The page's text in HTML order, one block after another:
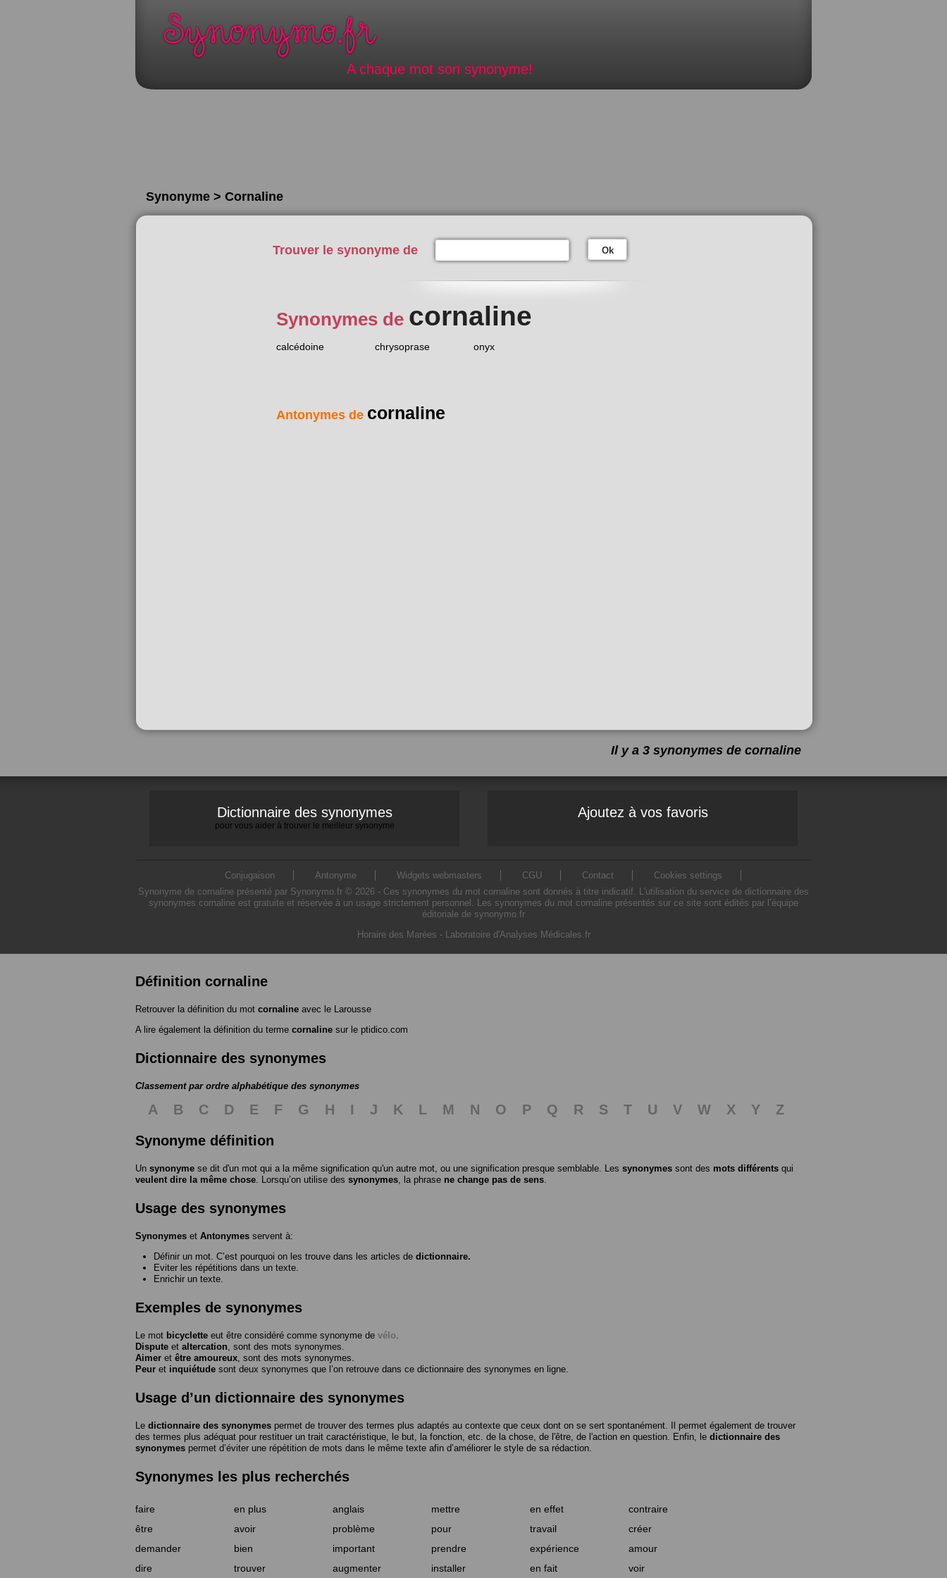
A chaque mot son synonyme!
Synonyme > Cornaline
Trouver le synonyme de Ok
Synonymes de cornaline
calcédoine chrysoprase onyx
Antonymes de cornaline
Il y a 3 synonymes de cornaline
Dictionnaire des synonymes
pour vous aider à trouver le meilleur synonyme
Ajoutez à vos favoris
Conjugaison Antonyme Widgets webmasters CGU Contact
Cookies settings
Synonyme de cornaline présenté par Synonymo.fr © 2026 - Ces synonymes du mot cornaline sont donnés à titre indicatif. L'utilisation du service de dictionnaire des
synonymes cornaline est gratuite et réservée à un usage strictement personnel. Les synonymes du mot cornaline présentés sur ce site sont édités par l’équipe
éditoriale de synonymo.fr
Horaire des Marées - Laboratoire d'Analyses Médicales.fr
Définition cornaline
Retrouver la définition du mot cornaline avec le Larousse
A lire également la définition du terme cornaline sur le ptidico.com
Dictionnaire des synonymes
Classement par ordre alphabétique des synonymes
A B C D E F G H I J K L M N O P Q R S T U V W X Y
Z
Synonyme définition
Un synonyme se dit d'un mot qui a la même signification qu'un autre mot, ou une signification presque semblable. Les synonymes sont des mots différents qui
veulent dire la même chose . Lorsqu’on utilise des synonymes , la phrase ne change pas de sens
Usage des synonymes
Synonymes et Antonymes servent à:
Définir un mot. C’est pourquoi on les trouve dans les articles de dictionnaire.
Eviter les répétitions dans un texte.
Enrichir un texte.
Exemples de synonymes
Le mot bicyclette eut être considéré comme synonyme de vélo
Dispute et altercation , sont des mots synonymes.
Aimer et être amoureux , sont des mots synonymes.
Peur et inquiétude sont deux synonymes que l’on retrouve dans ce dictionnaire des synonymes en ligne.
Usage d’un dictionnaire des synonymes
Le dictionnaire des synonymes permet de trouver des termes plus adaptés au contexte que ceux dont on se sert spontanément. Il permet également de trouver
des termes plus adéquat pour restituer un trait caractéristique, le but, la fonction, etc. de la chose, de l'être, de l'action en question. Enfin, le dictionnaire des
synonymes permet d’éviter une répétition de mots dans le même texte afin d’améliorer le style de sa rédaction.
Synonymes les plus recherchés
faire en plus anglais mettre en effet
contraire
être
avoir problème pour travail
créer
demander
bien important prendre expérience
amour
dire
trouver augmenter installer en fait voir